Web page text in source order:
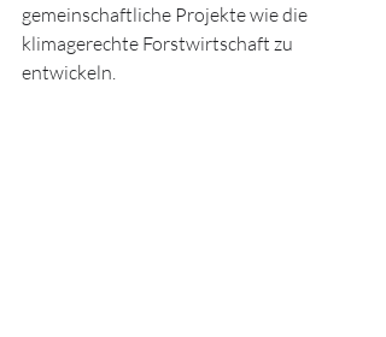
gemeinschaftliche Projekte wie die
klimagerechte Forstwirtschaft zu
entwickeln.